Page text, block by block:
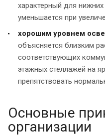
характерный для нижних
уменьшается при
хорошим уровнем
объясняется близким
соответствующих
этажных стеллажей на
препятствовать
Основные
организации